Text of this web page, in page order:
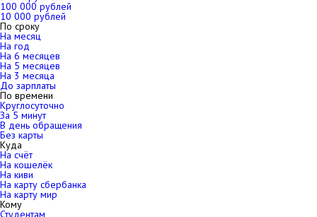
100 000 рублей
10 000 рублей
По сроку
На месяц
На год
На 6 месяцев
На 5 месяцев
На 3 месяца
До зарплаты
По времени
Круглосуточно
За 5 минут
В день обращения
Без карты
Куда
На счёт
На кошелёк
На киви
На карту сбербанка
На карту мир
Кому
Студентам